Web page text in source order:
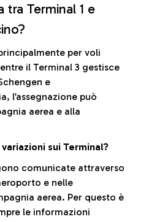
tra Terminal 1 e
per voli
il Terminal 3 gestisce
e
l’assegnazione può
aerea e alla
sui Terminal?
comunicate attraverso
e nelle
aerea. Per questo è
le informazioni